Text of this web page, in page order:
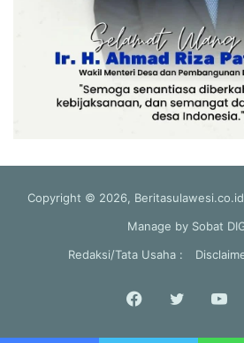
Copyright © 2026,
Manage by Sobat
Redaksi/Tata Usaha :
Facebook
Twitter